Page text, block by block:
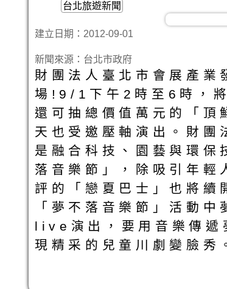
台北旅遊新聞
建立日期：2012-09-01
新聞來源：台北市政府
財團法人臺北市會展產
場!9/1下午2時至6時，將
還可抽總價值萬元的「
天也受邀壓軸演出。財團
是融合科技、園藝與環保
落音樂節」，除吸引年輕
評的「戀夏巴士」也將續
「夢不落音樂節」活動
live演出，要用音樂傳遞
現精采的兒童川劇變臉秀